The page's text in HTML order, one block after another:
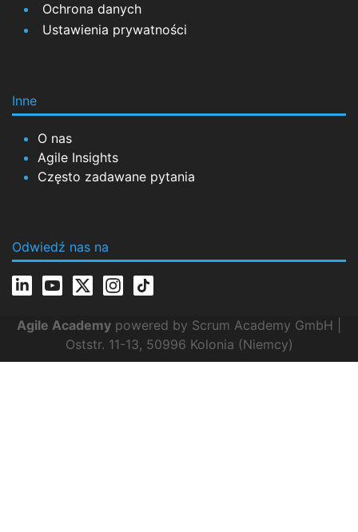
Ochrona danych
Ustawienia prywatności
Inne
O nas
Agile Insights
Często zadawane pytania
Odwiedź nas na
Agile Academy powered by Scrum Academy GmbH |
Oststr. 11-13, 50996 Kolonia (Niemcy)